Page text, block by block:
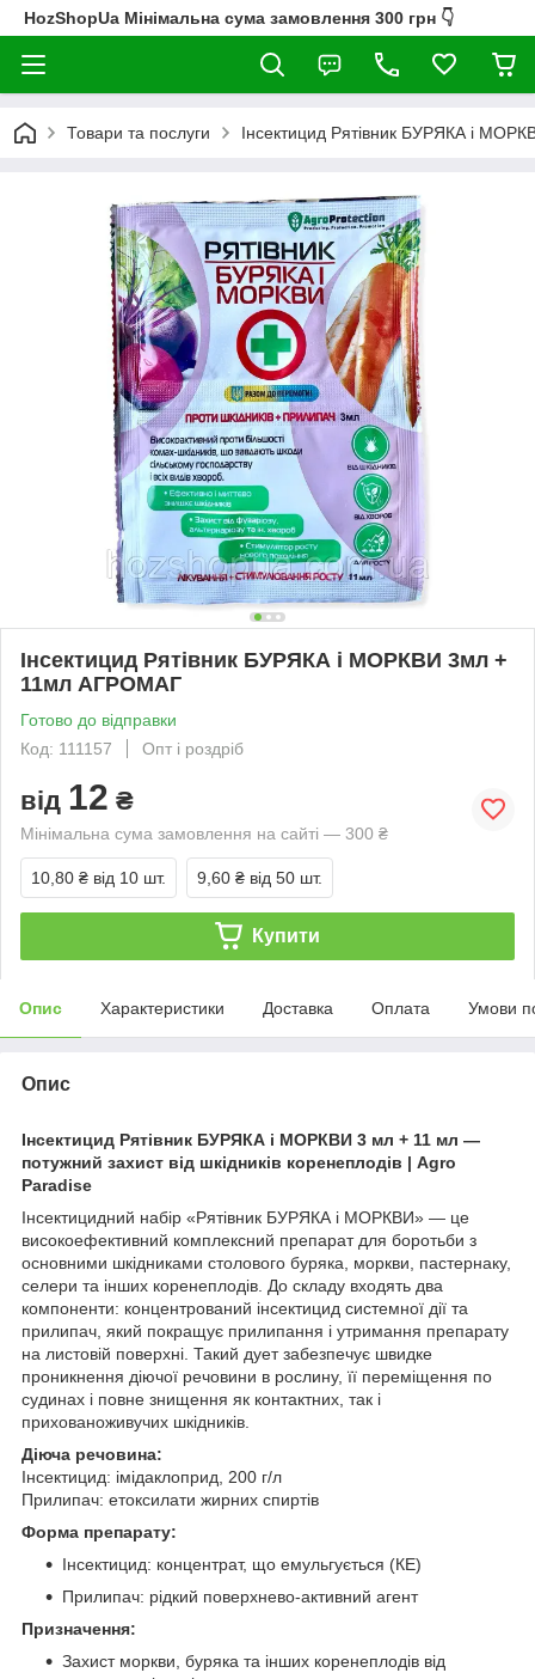
HozShopUa Мінімальна сума замовлення 300 грн 👇
Товари та послуги Інсектицид Рятівник БУРЯКА і
Інсектицид Рятівник БУРЯКА і МОРКВИ 3мл +
11мл АГРОМАГ
Готово до відправки
Код: 111157
Опт і роздріб
від 12 ₴
Мінімальна сума замовлення на сайті — 300 ₴
10,80 ₴ від 10 шт. 9,60 ₴ від 50 шт.
Купити
Опис Характеристики Доставка Оплата Умови
Опис
Інсектицид Рятівник БУРЯКА і МОРКВИ 3 мл + 11 мл —
потужний захист від шкідників коренеплодів | Agro
Paradise
Інсектицидний набір «Рятівник БУРЯКА і МОРКВИ» — це
високоефективний комплексний препарат для боротьби з
основними шкідниками столового буряка, моркви, пастернаку,
селери та інших коренеплодів. До складу входять два
компоненти: концентрований інсектицид системної дії та
прилипач, який покращує прилипання і утримання препарату
на листовій поверхні. Такий дует забезпечує швидке
проникнення діючої речовини в рослину, її переміщення по
судинах і повне знищення як контактних, так і
прихованоживучих шкідників.
Діюча речовина:
Інсектицид: імідаклоприд, 200 г/л
Прилипач: етоксилати жирних спиртів
Форма препарату:
Інсектицид: концентрат, що емульгується (КЕ)
Прилипач: рідкий поверхнево-активний агент
Призначення:
Захист моркви, буряка та інших коренеплодів від